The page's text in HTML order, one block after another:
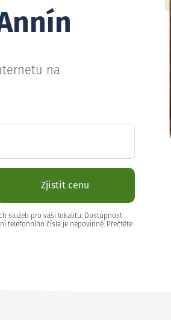
na
Zjistit cenu
služeb pro vaši lokalitu. Dostupnost
telefonního čísla je nepovinné. Přečtěte